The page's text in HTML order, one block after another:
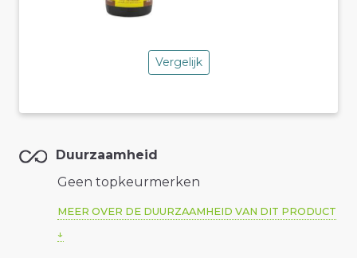
Vergelijk
Duurzaamheid
Geen topkeurmerken
MEER OVER DE DUURZAAMHEID VAN DIT PRODUCT